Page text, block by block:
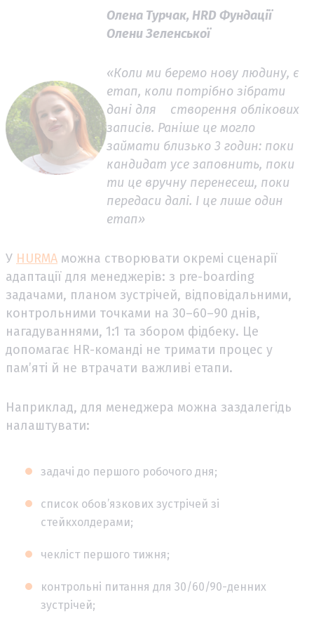
Олена Турчак, HRD Фундації
Олени Зеленської
«Коли ми беремо нову людину, є
етап, коли потрібно зібрати
дані для створення облікових
записів. Раніше це могло
займати близько 3 годин: поки
кандидат усе заповнить, поки
ти це вручну перенесеш, поки
передаси далі. І це лише один
етап»
У HURMA можна створювати окремі сценарії
адаптації для менеджерів: з pre-boarding
задачами, планом зустрічей, відповідальними,
контрольними точками на 30–60–90 днів,
нагадуваннями, 1:1 та збором фідбеку. Це
допомагає HR-команді не тримати процес у
пам’яті й не втрачати важливі етапи.
Наприклад, для менеджера можна заздалегідь
налаштувати:
задачі до першого робочого дня;
список обов’язкових зустрічей зі
стейкхолдерами;
чекліст першого тижня;
контрольні питання для 30/60/90-денних
зустрічей;